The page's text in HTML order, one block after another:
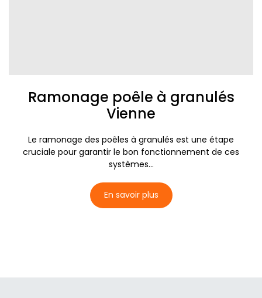
Ramonage poêle à granulés
Vienne
Le ramonage des poêles à granulés est une étape
cruciale pour garantir le bon fonctionnement de ces
systèmes...
En savoir plus